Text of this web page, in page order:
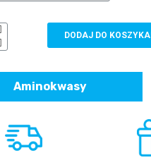
DODAJ DO KOSZYKA
Aminokwasy